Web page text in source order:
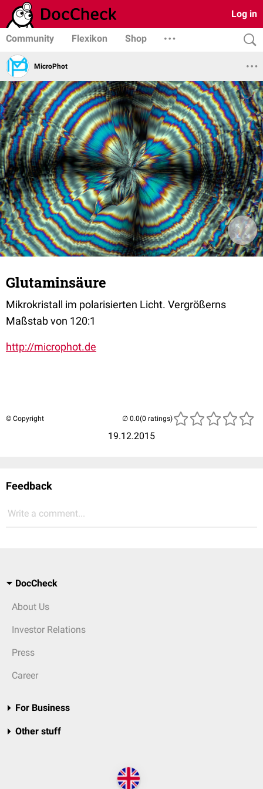
Log in
Community Flexikon Shop
MicroPhot
Glutaminsäure
Mikrokristall im polarisierten Licht. Vergrößerns
Maßstab von 120:1
http://microphot.de
© Copyright
19.12.2015
(0 ratings)
Feedback
Write a comment...
DocCheck
About Us
Investor Relations
Press
Career
For Business
Other stuff